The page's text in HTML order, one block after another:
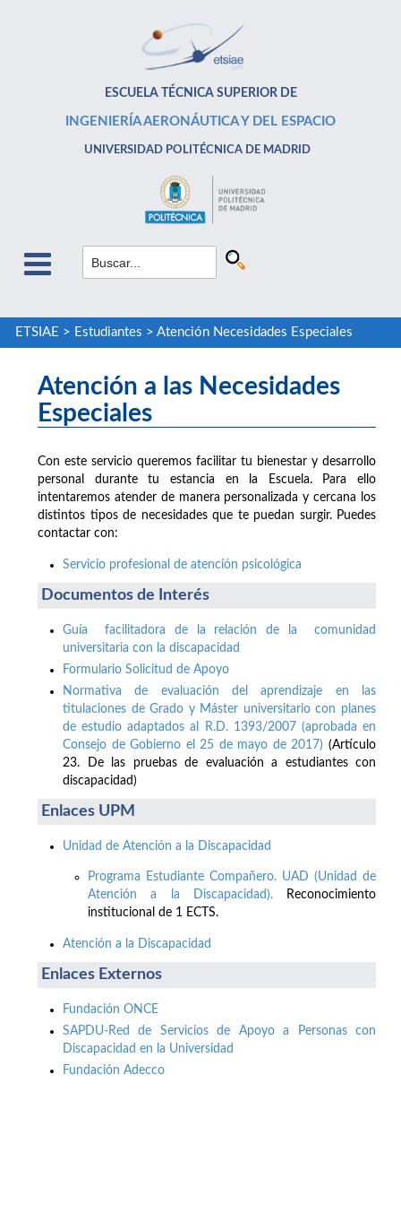
ESCUELA TÉCNICA SUPERIOR DE
INGENIERÍA AERONÁUTICA Y DEL ESPACIO
UNIVERSIDAD POLITÉCNICA DE MADRID
ETSIAE > Estudiantes > Atención Necesidades Especiales
Atención a las Necesidades
Especiales
Con este servicio queremos facilitar tu bienestar y desarrollo
personal durante tu estancia en la Escuela. Para ello
intentaremos atender de manera personalizada y cercana los
distintos tipos de necesidades que te puedan surgir. Puedes
contactar con:
Servicio profesional de atención psicológica
Documentos de Interés
Guía facilitadora de la relación de la comunidad
universitaria con la discapacidad
Formulario Solicitud de Apoyo
Normativa de evaluación del aprendizaje en las
titulaciones de Grado y Máster universitario con planes
de estudio adaptados al R.D. 1393/2007 (aprobada en
Consejo de Gobierno el 25 de mayo de 2017) (Artículo
23. De las pruebas de evaluación a estudiantes con
discapacidad)
Enlaces UPM
Unidad de Atención a la Discapacidad
Programa Estudiante Compañero. UAD (Unidad de
Atención a la Discapacidad).Reconocimiento
institucional de 1 ECTS.
Atención a la Discapacidad
Enlaces Externos
Fundación ONCE
SAPDU-Red de Servicios de Apoyo a Personas con
Discapacidad en la Universidad
Fundación Adecco